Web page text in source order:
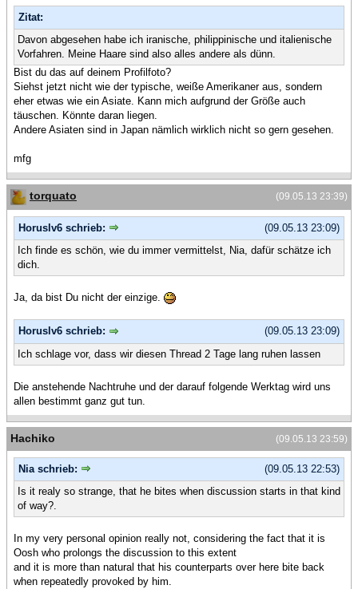
Zitat:
Davon abgesehen habe ich iranische, philippinische und italienische
Vorfahren. Meine Haare sind also alles andere als dünn.
Bist du das auf deinem Profilfoto?
Siehst jetzt nicht wie der typische, weiße Amerikaner aus, sondern
eher etwas wie ein Asiate. Kann mich aufgrund der Größe auch
täuschen. Könnte daran liegen.
Andere Asiaten sind in Japan nämlich wirklich nicht so gern gesehen.
mfg
(09.05.13 23:39)
torquato
(09.05.13 23:09)
Horuslv6 schrieb:
Ich finde es schön, wie du immer vermittelst, Nia, dafür schätze ich
dich.
Ja, da bist Du nicht der einzige.
(09.05.13 23:09)
Horuslv6 schrieb:
Ich schlage vor, dass wir diesen Thread 2 Tage lang ruhen lassen
Die anstehende Nachtruhe und der darauf folgende Werktag wird uns
allen bestimmt ganz gut tun.
(09.05.13 23:59)
Hachiko
(09.05.13 22:53)
Nia schrieb:
Is it realy so strange, that he bites when discussion starts in that kind
of way?.
In my very personal opinion really not, considering the fact that it is
Oosh who prolongs the discussion to this extent
and it is more than natural that his counterparts over here bite back
when repeatedly provoked by him.